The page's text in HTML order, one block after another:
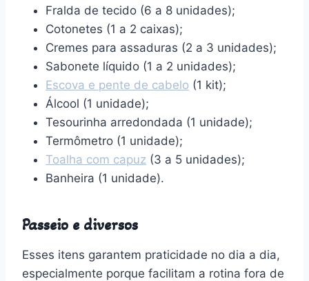
Fralda de tecido (6 a 8 unidades);
Cotonetes (1 a 2 caixas);
Cremes para assaduras (2 a 3 unidades);
Sabonete líquido (1 a 2 unidades);
Escova e pente de cabelo (1 kit);
Álcool (1 unidade);
Tesourinha arredondada (1 unidade);
Termômetro (1 unidade);
Toalha com capuz (3 a 5 unidades);
Banheira (1 unidade).
Passeio e diversos
Esses itens garantem praticidade no dia a dia,
especialmente porque facilitam a rotina fora de